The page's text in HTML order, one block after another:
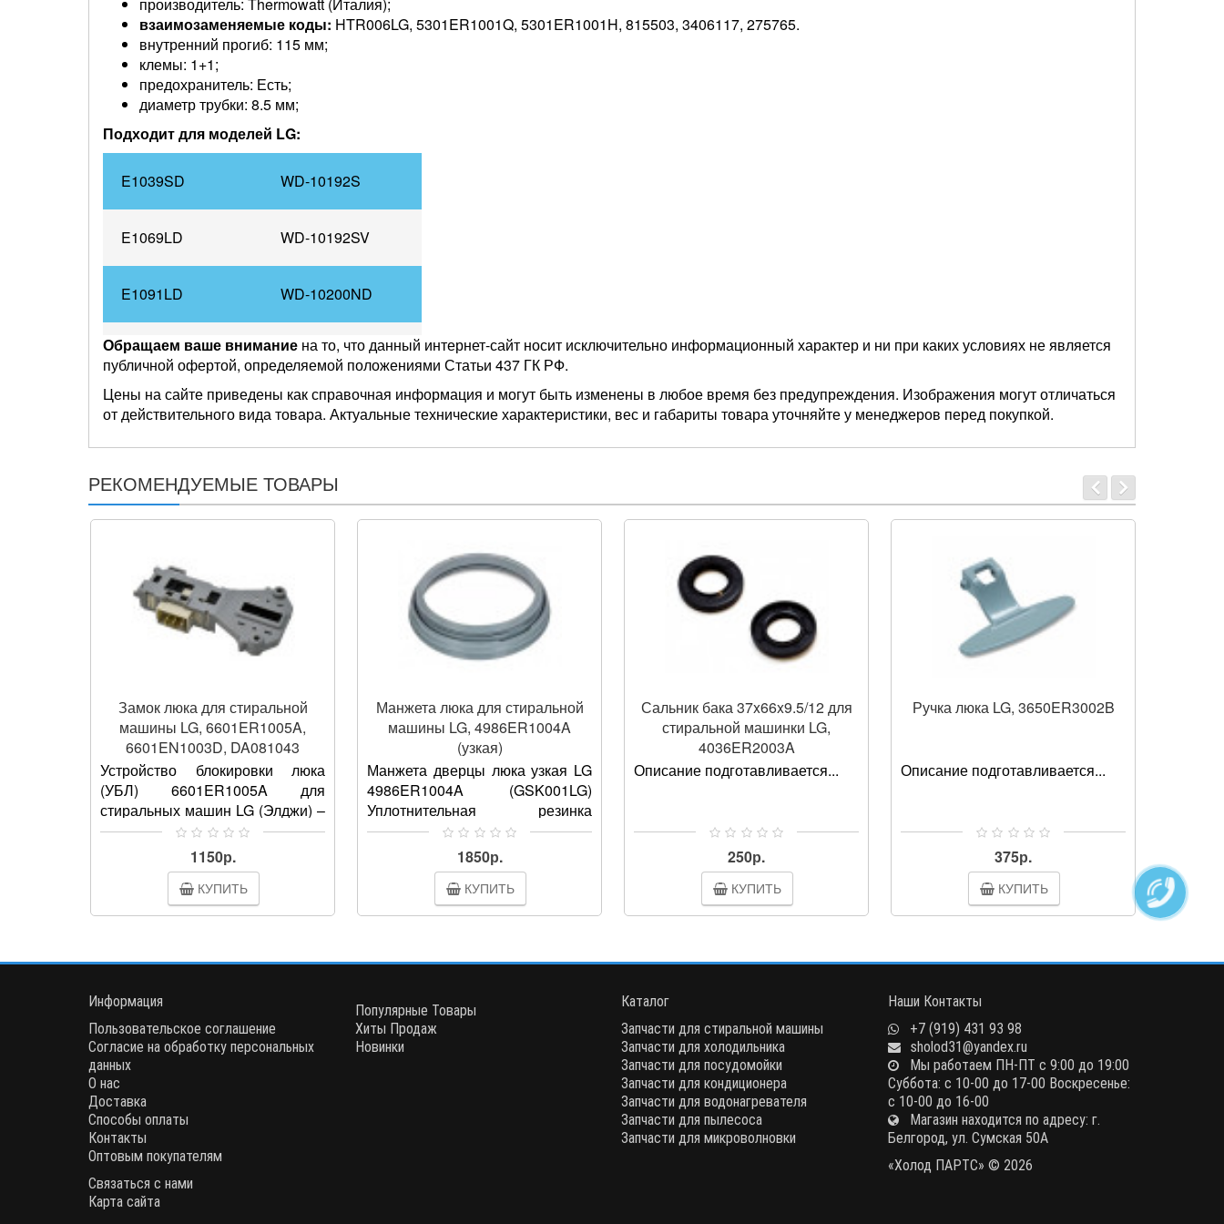
взаимозаменяемые коды: HTR006LG, 5301ER1001Q, 5301ER1001H, 815503, 3406117, 275765.
внутренний прогиб: 115 мм;
клемы: 1+1;
предохранитель: Есть;
диаметр трубки: 8.5 мм;
Подходит для моделей LG:
E1039SD WD-10192S
E1069LD WD-10192SV
E1091LD WD-10200ND
E1092ND WD-10205ND
E1092ND5 WD-10205SD
E1289ND5 WD-10230NU
E1296ND3
E8069LD WD-10240N
F1003ND WD-10260NP
F1003NDP WD-10264N
F1012NDR
F1020ND WD-10264SP
F1020ND1 WD-10302NP
F1020ND5 WD-10302SP
F1020NDP5
F1020NDR
Обращаем ваше внимание на то, что данный интернет-сайт носит исключительно информационный характер и ни при каких условиях не является
публичной офертой, определяемой положениями Статьи 437 ГК РФ.
Цены на сайте приведены как справочная информация и могут быть изменены в любое время без предупреждения. Изображения могут отличаться
от действительного вида товара. Актуальные технические характеристики, вес и габариты товара уточняйте у менеджеров перед покупкой.
РЕКОМЕНДУЕМЫЕ ТОВАРЫ
Замок люка для стиральной
машины LG, 6601ER1005A,
6601EN1003D, DA081043
Устройство блокировки люка
(УБЛ) 6601ER1005A для
стиральных машин LG (Элджи) –
выполняет важную функцию в
работе стиральной машины,
блокирует дверцы люка от про..
1150р.
КУПИТЬ
Манжета люка для стиральной
машины LG, 4986ER1004A
(узкая)
Манжета дверцы люка узкая LG
4986ER1004A (GSK001LG)
Уплотнительная резинка
стиральной машины служит для
соединения бака с передней
стенкой, благодаря чему стек..
1850р.
КУПИТЬ
Сальник бака 37x66x9.5/12 для
стиральной машинки LG,
4036ER2003A
Описание подготавливается...
250р.
КУПИТЬ
Ручка люка LG, 3650ER3002B
Описание подготавливается...
375р.
КУПИТЬ
Информация
Пользовательское соглашение
Согласие на обработку персональных
данных
О нас
Доставка
Способы оплаты
Контакты
Оптовым покупателям
Связаться с нами
Карта сайта
Популярные Товары
Хиты Продаж
Новинки
Каталог
Запчасти для стиральной машины
Запчасти для холодильника
Запчасти для посудомойки
Запчасти для кондиционера
Запчасти для водонагревателя
Запчасти для пылесоса
Запчасти для микроволновки
Наши Контакты
+7 (919) 431 93 98
sholod31@yandex.ru
Мы работаем ПН-ПТ с 9:00 до 19:00
Суббота: с 10-00 до 17-00 Воскресенье:
с 10-00 до 16-00
Магазин находится по адресу: г.
Белгород, ул. Сумская 50А
«Холод ПАРТС» © 2026